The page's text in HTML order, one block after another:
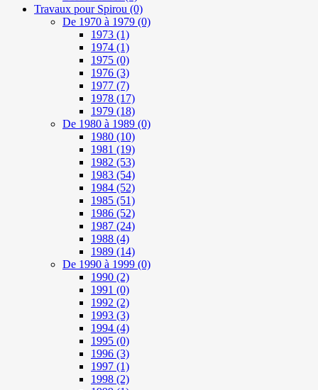
Travaux pour Spirou (0)
De 1970 à 1979 (0)
1973 (1)
1974 (1)
1975 (0)
1976 (3)
1977 (7)
1978 (17)
1979 (18)
De 1980 à 1989 (0)
1980 (10)
1981 (19)
1982 (53)
1983 (54)
1984 (52)
1985 (51)
1986 (52)
1987 (24)
1988 (4)
1989 (14)
De 1990 à 1999 (0)
1990 (2)
1991 (0)
1992 (2)
1993 (3)
1994 (4)
1995 (0)
1996 (3)
1997 (1)
1998 (2)